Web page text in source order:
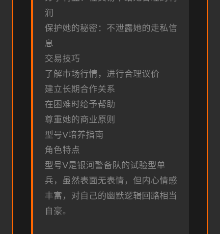
润
保护她的秘密：不泄露她的走私信
息
交易技巧
了解市场行情，进行合理议价
建立长期合作关系
在困难时给予帮助
尊重她的商业原则
型号V培养指南
角色特点
型号V是银河警备队的试验型单
兵，虽然表面无表情，但内心情感
丰富，对自己的幽默逻辑回路相当
自豪。